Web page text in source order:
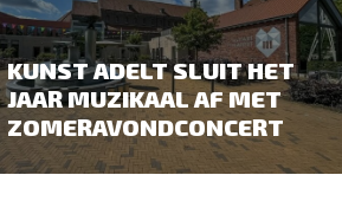
KUNST ADELT SLUIT HET
JAAR MUZIKAAL AF MET
ZOMERAVONDCONCERT